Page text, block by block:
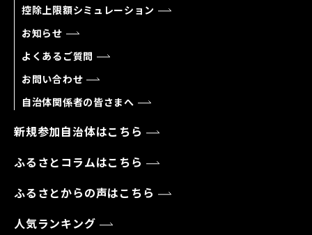
控除上限額シミュレーション
お知らせ
よくあるご質問
お問い合わせ
自治体関係者の皆さまへ
新規参加自治体はこちら
ふるさとコラムはこちら
ふるさとからの声はこちら
人気ランキング